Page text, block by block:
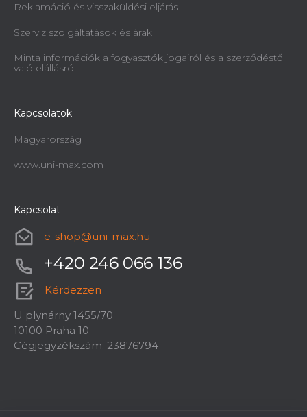
StrongSquare SQ720 - 300 mm
Azonnal szállítható
Reklamáció és visszaküldési eljárás
Szerviz szolgáltatások és árak
Minta információk a fogyasztók jogairól és a szerződéstől
való elállásról
Kapcsolatok
Magyarország
www.uni-max.com
Kapcsolat
e-shop@uni-max.hu
+420 246 066 136
Kérdezzen
U plynárny 1455/70
10100 Praha 10
Cégjegyzékszám: 23876794